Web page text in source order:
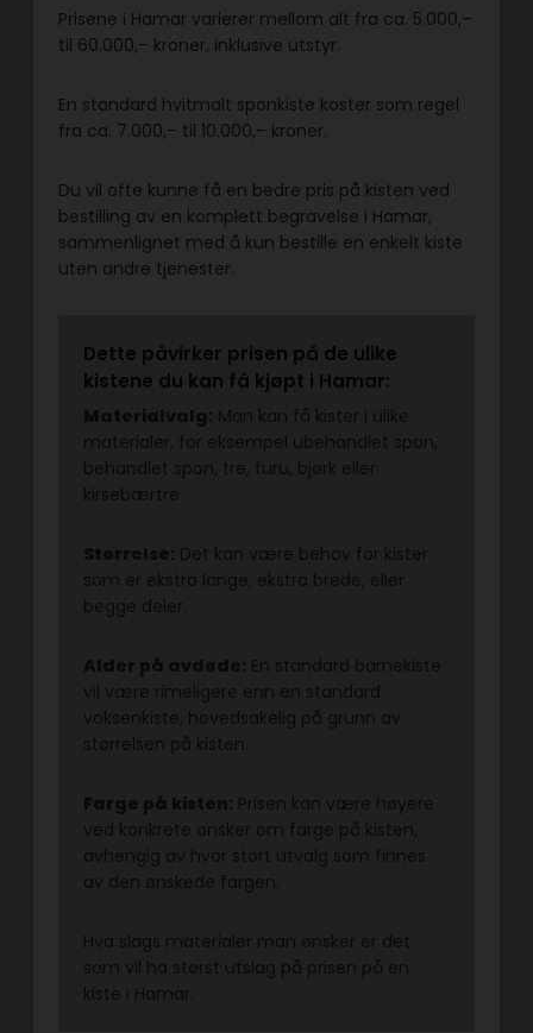
Prisene i Hamar varierer mellom alt fra ca. 5.000,–
til 60.000,– kroner, inklusive utstyr.
En standard hvitmalt sponkiste koster som regel
fra ca. 7.000,– til 10.000,– kroner.
Du vil ofte kunne få en bedre pris på kisten ved
bestilling av en komplett begravelse i Hamar,
sammenlignet med å kun bestille en enkelt kiste
uten andre tjenester.
Dette påvirker prisen på de ulike
kistene du kan få kjøpt i Hamar: